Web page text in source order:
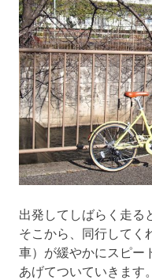
出発してしばらく走る
そこから、同行してく
車）が緩やかにスピー
あげてついていきます